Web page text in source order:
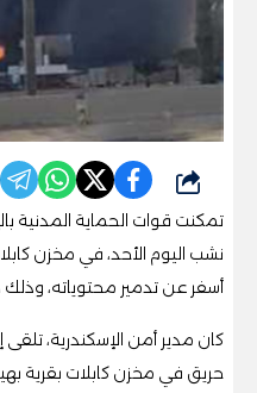
شارك
تمكنت قوات الحماية المدنية
نشب اليوم الأحد، في مخزن
أسفر عن تدمير محتوياته، وذلك
كان مدير أمن الإسكندرية،
حريق في مخزن كابلات بقرية